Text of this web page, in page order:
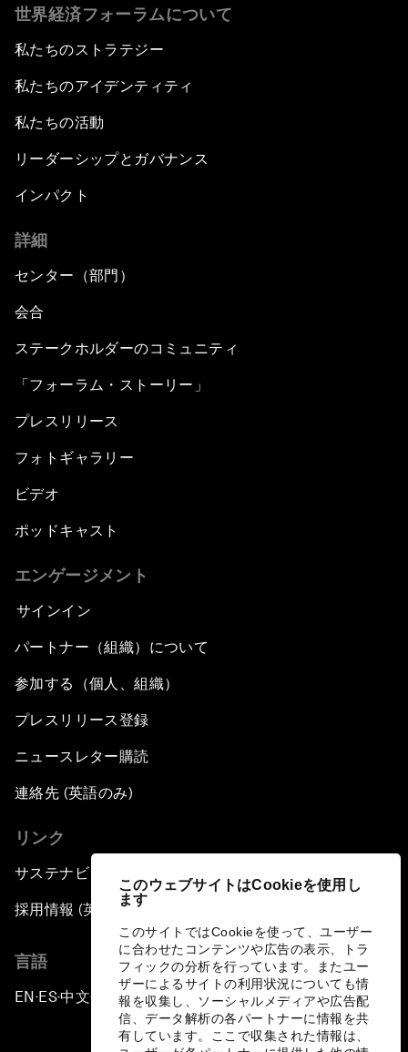
このウェブサイトはCookieを使用し
ます
このサイトではCookieを使って、ユーザー
に合わせたコンテンツや広告の表示、トラ
フィックの分析を行っています。またユー
ザーによるサイトの利用状況についても情
報を収集し、ソーシャルメディアや広告配
信、データ解析の各パートナーに情報を共
有しています。ここで収集された情報は、
世界経済フォーラムについて
私たちのストラテジー
私たちのアイデンティティ
私たちの活動
リーダーシップとガバナンス
インパクト
詳細
センター（部門）
会合
ステークホルダーのコミュニティ
「フォーラム・ストーリー」
プレスリリース
フォトギャラリー
ビデオ
ポッドキャスト
エンゲージメント
サインイン
パートナー（組織）について
参加する（個人、組織）
プレスリリース登録
ニュースレター購読
連絡先 (英語のみ)
リンク
サステナビリティへの取り組み
採用情報 (英語のみ)
言語
EN ▪ES▪中文▪ 日本語